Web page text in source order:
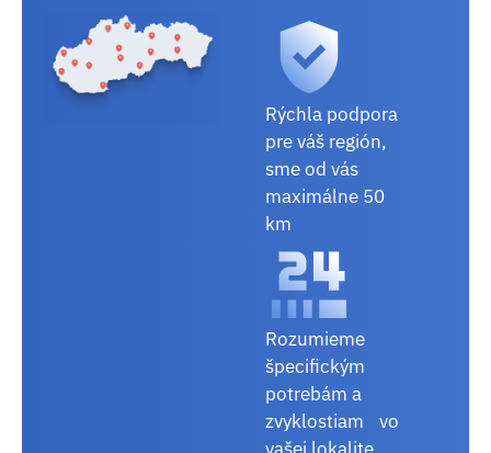
Rýchla podpora
pre váš región,
sme od vás
maximálne 50
km
Rozumieme
špecifickým
potrebám a
zvyklostiam vo